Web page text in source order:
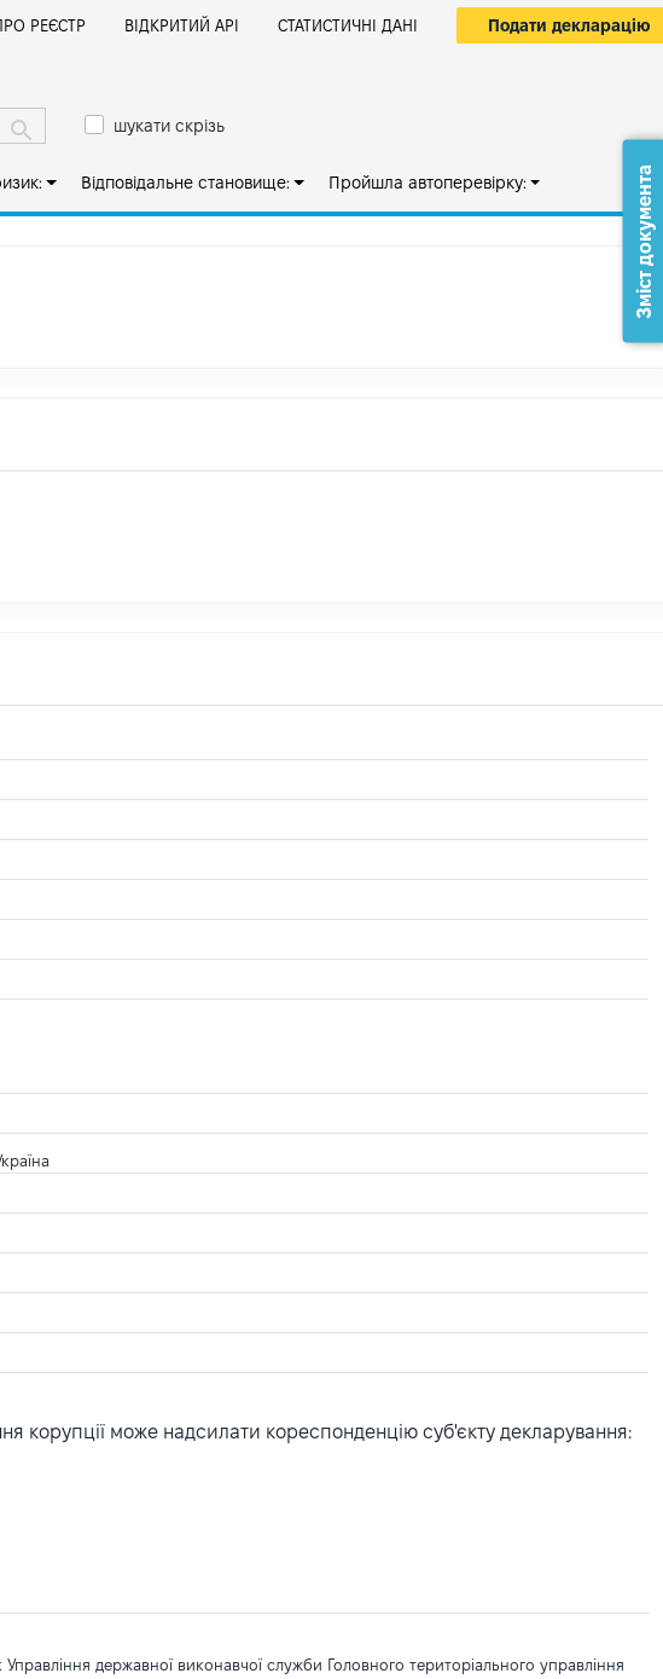
РЕЄСТР ВІДКРИТИЙ АРІ СТАТИСТИЧНІ ДАНІ Подати декларацію
шукати скрізь
Відповідальне становище: Пройшла автоперевірку:
корупції може надсилати кореспонденцію суб'єкту декларування:
державної виконавчої служби Головного територіального управління
Зміст документа